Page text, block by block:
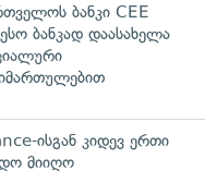
ბანკი CEE
ბანკად დაასახელა
ისგან კიდევ ერთი
მიიღო